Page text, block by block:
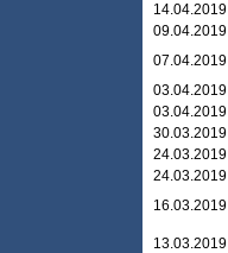
14.04.2019
09.04.2019
07.04.2019
03.04.2019
03.04.2019
30.03.2019
24.03.2019
24.03.2019
16.03.2019
13.03.2019